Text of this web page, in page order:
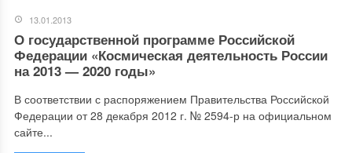
13.01.2013
О государственной программе Российской
Федерации «Космическая деятельность России
на 2013 — 2020 годы»
В соответствии с распоряжением Правительства Российской
Федерации от 28 декабря 2012 г. № 2594-р на официальном
сайте...